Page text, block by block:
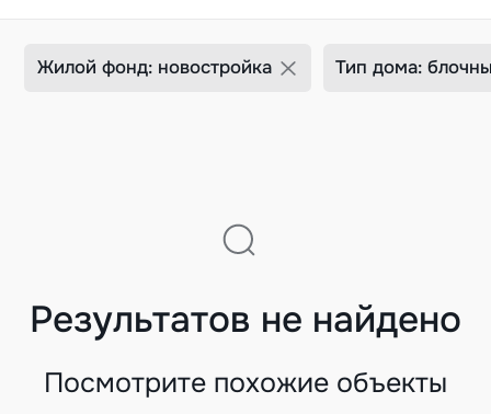
Жилой фонд: новостройка Тип дома:
Результатов не найдено
Посмотрите похожие объекты